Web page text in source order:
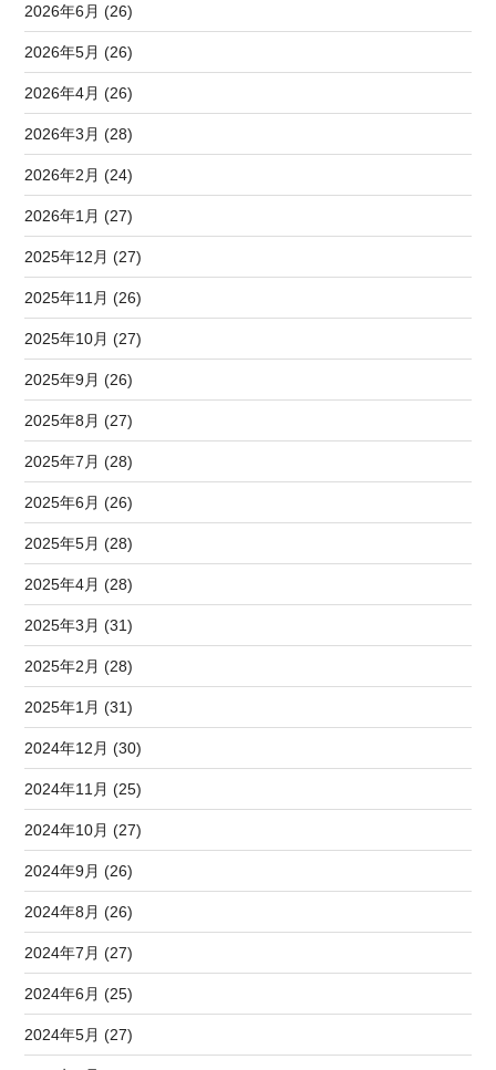
2026年6月 (26)
2026年5月 (26)
2026年4月 (26)
2026年3月 (28)
2026年2月 (24)
2026年1月 (27)
2025年12月 (27)
2025年11月 (26)
2025年10月 (27)
2025年9月 (26)
2025年8月 (27)
2025年7月 (28)
2025年6月 (26)
2025年5月 (28)
2025年4月 (28)
2025年3月 (31)
2025年2月 (28)
2025年1月 (31)
2024年12月 (30)
2024年11月 (25)
2024年10月 (27)
2024年9月 (26)
2024年8月 (26)
2024年7月 (27)
2024年6月 (25)
2024年5月 (27)